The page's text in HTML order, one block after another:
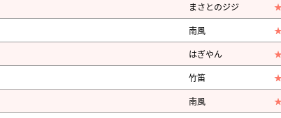
まさとのジジ
南風
はぎやん
竹笛
南風